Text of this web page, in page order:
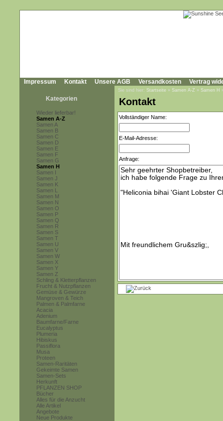
Impressum Kontakt Unsere AGB Versandkosten Vertrag
Kategorien
Wieder lieferbar!
Samen A-Z
Samen A
Samen B
Samen C
Samen D
Samen E
Samen F
Samen G
Samen H
Samen I
Samen J
Samen K
Samen L
Samen M
Samen N
Samen O
Samen P
Samen Q
Samen R
Samen S
Samen T
Samen U
Samen V
Samen W
Samen X
Samen Y
Samen Z
Schling & Kletterpflanzen
Frucht & Nutzpflanzen
Gemüse & Gewürze
Mangroven & Teich
Palmen & Palmfarne
Acacia
Adenium
Baumfarne/Farne
Eucalyptus
Plumeria
Hibiskus
Passiflora
Musa
Proteen
Samen-Raritäten
Gekeimte Samen
Samen-Sets
Herkunft
PFLANZEN SHOP
Bücher
Alles für die Anzucht
Alle Artikel
Angebote
Neue Produkte
Sie sind hier: Startseite » Samen A-Z » Samen H
Kontakt
Vollständiger Name:
E-Mail-Adresse:
Anfrage: